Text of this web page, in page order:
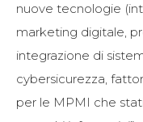
nuove tecnologie
marketing digitale,
integrazione di
cybersicurezza,
per le MPMI che